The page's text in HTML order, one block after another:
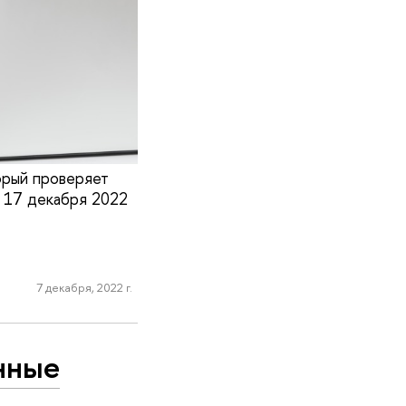
проверяет
17 декабря 2022
7 декабря, 2022 г.